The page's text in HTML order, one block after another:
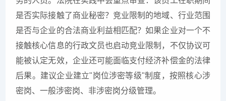
是否实际接触了商业秘密？竞业限制的地域、行业范围
是否与企业的合法商业利益相匹配？如果企业对一个不
接触核心信息的行政文员也启动竞业限制，不仅协议可
能被认定无效，企业还可能面临支付经济补偿金的法律
后果。建议企业建立"岗位涉密等级"制度，按照核心涉
密岗、一般涉密岗、非涉密岗分级管理。